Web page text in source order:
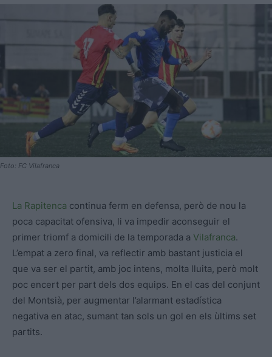
Foto: FC Vilafranca
La Rapitenca continua ferm en defensa, però de nou la
poca capacitat ofensiva, li va impedir aconseguir el
primer triomf a domicili de la temporada a Vilafranca.
L’empat a zero final, va reflectir amb bastant justicia el
que va ser el partit, amb joc intens, molta lluita, però molt
poc encert per part dels dos equips. En el cas del conjunt
del Montsià, per augmentar l’alarmant estadística
negativa en atac, sumant tan sols un gol en els ùltims set
partits.